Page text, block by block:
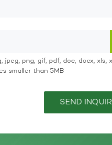
jpeg, png, gif, pdf, doc, docx, xls,
smaller than 5MB
SEND